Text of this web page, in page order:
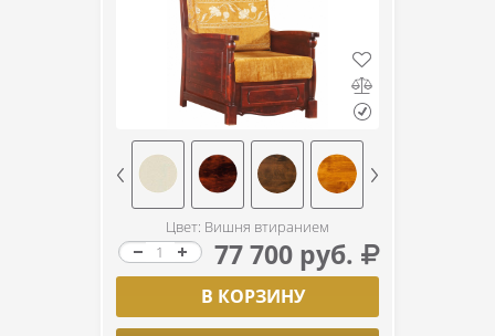
Цвет: Вишня втиранием
77 700 руб.
В КОРЗИНУ